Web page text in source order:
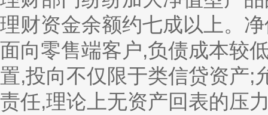
理财资金余额约七成以上。
面向零售端客户,负债成本较
置,投向不仅限于类信贷资产;
责任,理论上无资产回表的压